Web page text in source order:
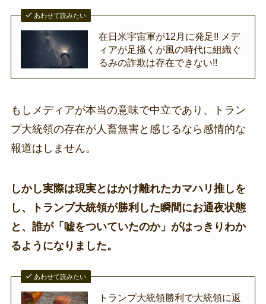
あわせて読みたい
在日米宇宙軍が12月に発足!! メデ
ィアが足掻くが風の時代に組織ぐ
るみの詐欺は存在できない!!
もしメディアが本当の意味で中立であり、トラン
プ大統領の存在が人畜無害と感じるなら感情的な
報道はしません。
しかし実際は現実とはかけ離れたカマハリ推しを
し、トランプ大統領が勝利した瞬間にお通夜状態
と、誰が「嘘をついていたのか」がはっきりわか
るようになりました。
あわせて読みたい
トランプ大統領勝利で大統領に返